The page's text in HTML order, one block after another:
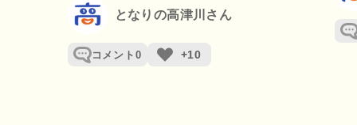
となりの高津川さん
コメント 0 +10